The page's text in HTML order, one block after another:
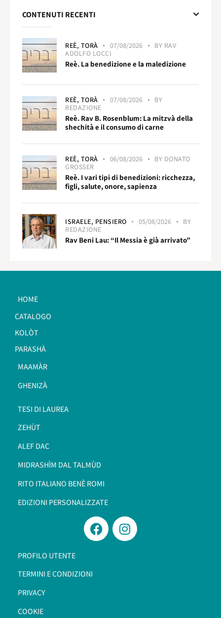
CONTENUTI RECENTI
REÈ, TORÀ 07/08/2026 BY RAV
ADOLFO LOCCI
Reè. La benedizione e la maledizione
REÈ, TORÀ 07/08/2026
BY
REDAZIONE
Reè. Rav B. Rosenblum: La mitzvà della
shechità e il consumo di carne
REÈ, TORÀ 06/08/2026 BY DONATO
GROSSER
Reè. I vari tipi di benedizioni: ricchezza,
figli, salute, onore, sapienza
ISRAELE, PENSIERO 05/08/2026
BY
REDAZIONE
Rav Beni Lau: “Il Messia è già arrivato”
HOME
CATALOGO
KOLÒT
PARASHÀ
MAAMÀR
GHENIZÀ
TESI DI LAUREA
ZEHÙT
ALEF DAC
MIDRASHÌM DAL TALMÙD
RITO ITALIANO BENÈ ROMI​
EDIZIONI PERSONALIZZATE
PROFILO UTENTE
TERMINI E CONDIZIONI
PRIVACY
COOKIE